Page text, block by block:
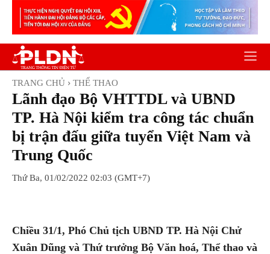
TRANG CHỦ THỂ THAO
Lãnh đạo Bộ VHTTDL và UBND
TP. Hà Nội kiểm tra công tác chuẩn
bị trận đấu giữa tuyển Việt Nam và
Trung Quốc
Thứ Ba, 01/02/2022 02:03 (GMT+7)
Chiều 31/1, Phó Chủ tịch UBND TP. Hà Nội Chử
Xuân Dũng và Thứ trưởng Bộ Văn hoá, Thể thao và